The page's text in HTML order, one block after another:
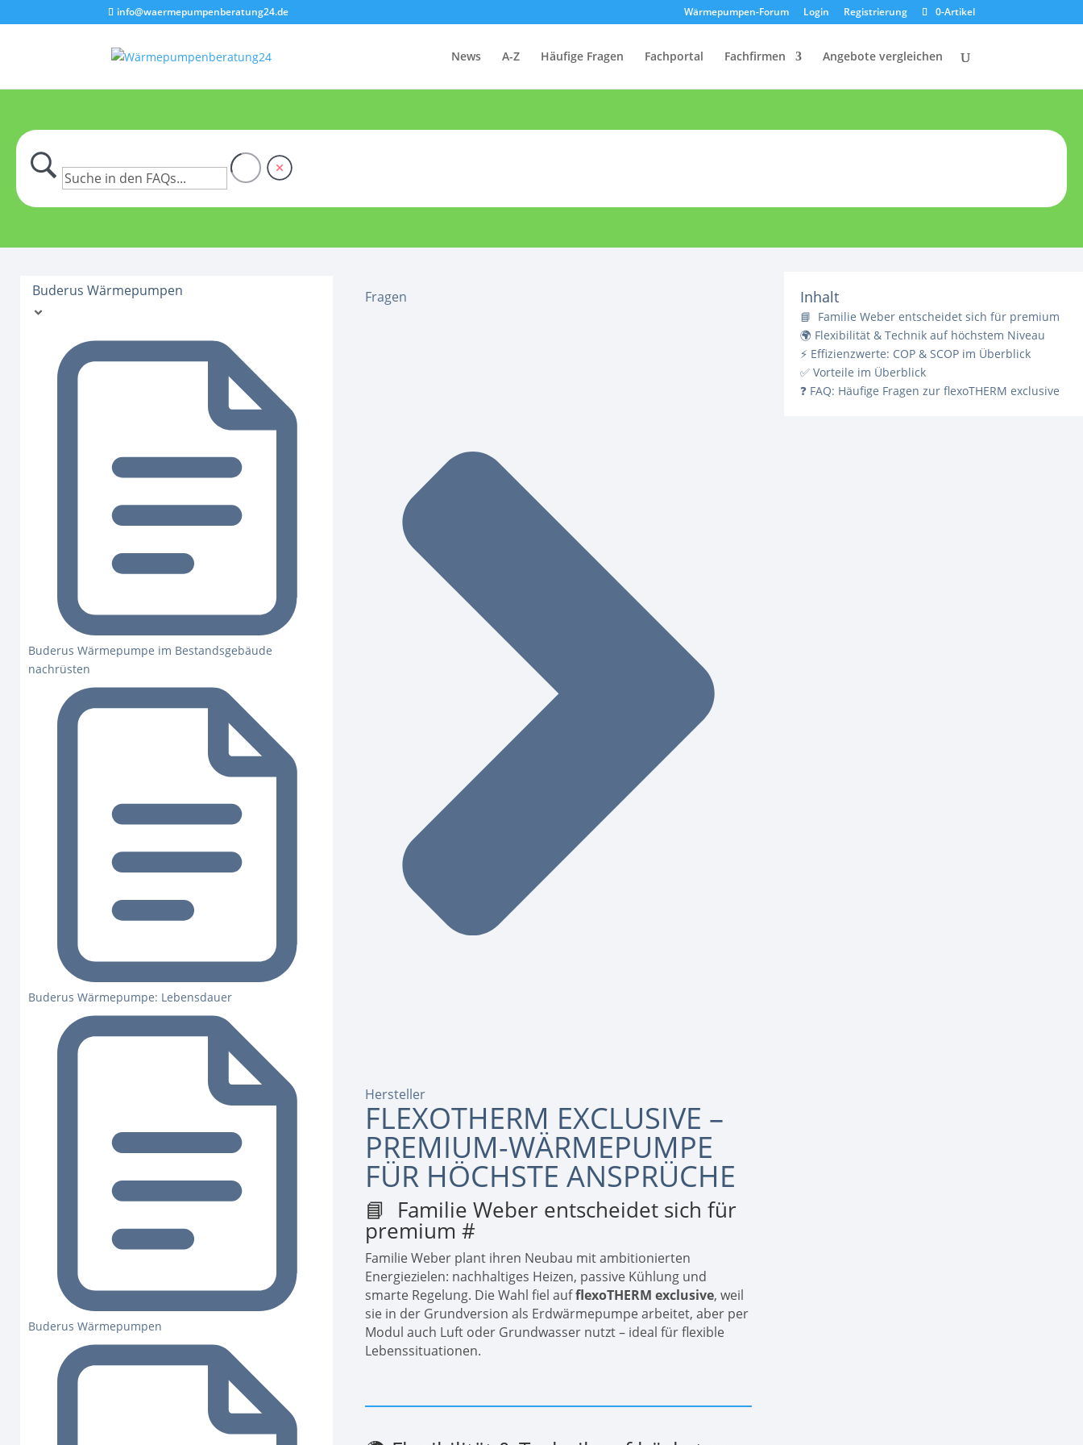
info@waermepumpenberatung24.de Wärmepumpen-Forum Login Registrierung 0-Artikel
News A-Z Häufige Fragen Fachportal Fachfirmen Angebote vergleichen
Buderus Wärmepumpen
Buderus Wärmepumpe im Bestandsgebäude
nachrüsten
Buderus Wärmepumpe: Lebensdauer
Buderus Wärmepumpen
Fragen
Hersteller
FLEXOTHERM EXCLUSIVE –
PREMIUM-WÄRMEPUMPE
FÜR HÖCHSTE ANSPRÜCHE
📘 Familie Weber entscheidet sich für
premium#
Familie Weber plant ihren Neubau mit ambitionierten
Energiezielen: nachhaltiges Heizen, passive Kühlung und
smarte Regelung. Die Wahl fiel aufflexoTHERM exclusive, weil
sie in der Grundversion als Erdwärmepumpe arbeitet, aber per
Modul auch Luft oder Grundwasser nutzt – ideal für flexible
Lebenssituationen.
Inhalt
📘 Familie Weber entscheidet sich für premium
🌍 Flexibilität & Technik auf höchstem Niveau
⚡ Effizienzwerte: COP & SCOP im Überblick
✅ Vorteile im Überblick
❓ FAQ: Häufige Fragen zur flexoTHERM exclusive